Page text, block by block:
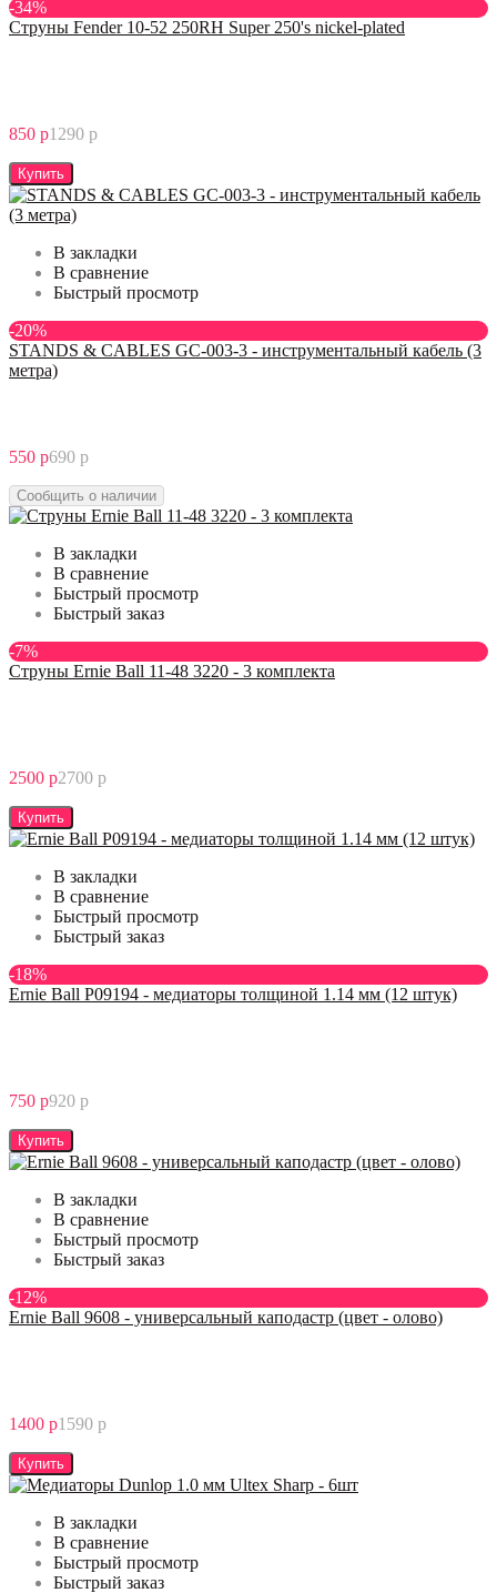
-34%
Струны Fender 10-52 250RH Super 250's nickel-plated
850 р1290 р
Купить
В закладки
В сравнение
Быстрый просмотр
-20%
STANDS & CABLES GC-003-3 - инструментальный кабель (3
метра)
550 р690 р
Сообщить о наличии
В закладки
В сравнение
Быстрый просмотр
Быстрый заказ
-7%
Струны Ernie Ball 11-48 3220 - 3 комплекта
2500 р2700 р
Купить
В закладки
В сравнение
Быстрый просмотр
Быстрый заказ
-18%
Ernie Ball P09194 - медиаторы толщиной 1.14 мм (12 штук)
750 р920 р
Купить
В закладки
В сравнение
Быстрый просмотр
Быстрый заказ
-12%
Ernie Ball 9608 - универсальный каподастр (цвет - олово)
1400 р1590 р
Купить
В закладки
В сравнение
Быстрый просмотр
Быстрый заказ